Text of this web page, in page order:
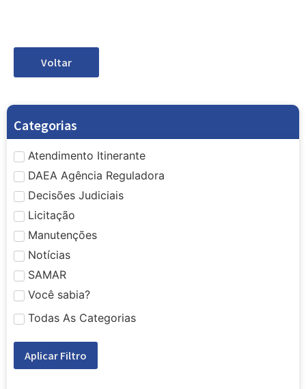
Voltar
Categorias
Atendimento Itinerante
DAEA Agência Reguladora
Decisões Judiciais
Licitação
Manutenções
Notícias
SAMAR
Você sabia?
Todas As Categorias
Aplicar Filtro